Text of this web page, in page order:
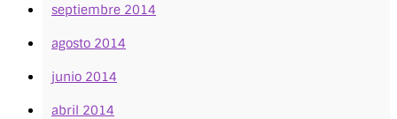
septiembre 2014
agosto 2014
junio 2014
abril 2014